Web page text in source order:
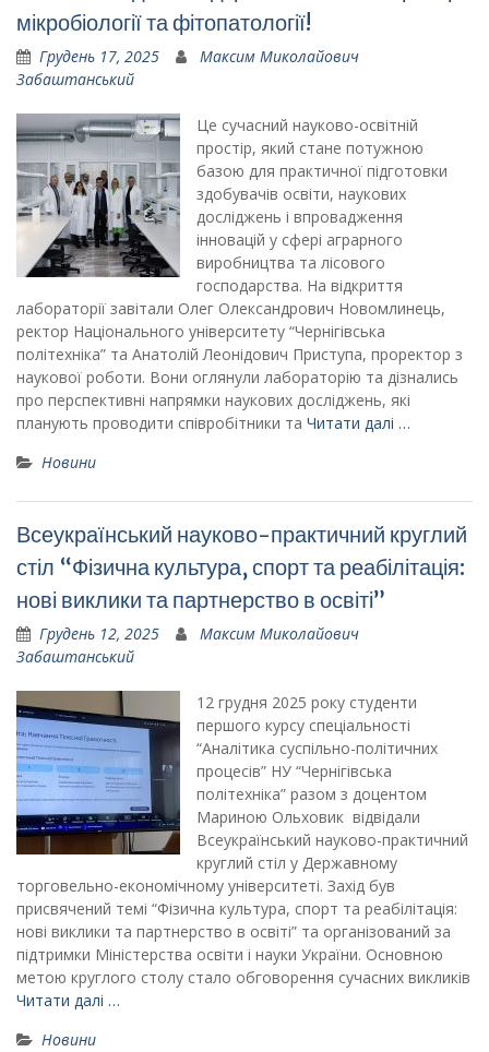
мікробіології та фітопатології!
Грудень 17, 2025
Максим Миколайович
Забаштанський
Це сучасний науково-освітній
простір, який стане потужною
базою для практичної підготовки
здобувачів освіти, наукових
досліджень і впровадження
інновацій у сфері аграрного
виробництва та лісового
господарства. На відкриття
лабораторії завітали Олег Олександрович Новомлинець,
ректор Національного університету “Чернігівська
політехніка” та Анатолій Леонідович Приступа, проректор з
наукової роботи. Вони оглянули лабораторію та дізнались
про перспективні напрямки наукових досліджень, які
планують проводити співробітники та Читати далі …
Новини
Всеукраїнський науково-практичний круглий
стіл “Фізична культура, спорт та реабілітація:
нові виклики та партнерство в освіті”
Грудень 12, 2025
Максим Миколайович
Забаштанський
12 грудня 2025 року студенти
першого курсу спеціальності
“Аналітика суспільно-політичних
процесів” НУ “Чернігівська
політехніка” разом з доцентом
Мариною Ольховик відвідали
Всеукраїнський науково-практичний
круглий стіл у Державному
торговельно-економічному університеті. Захід був
присвячений темі “Фізична культура, спорт та реабілітація:
нові виклики та партнерство в освіті” та організований за
підтримки Міністерства освіти і науки України. Основною
метою круглого столу стало обговорення сучасних викликів
Читати далі …
Новини